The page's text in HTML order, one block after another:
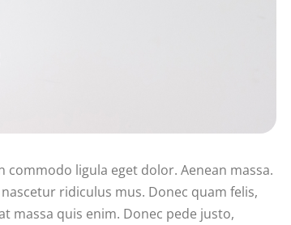
ligula eget dolor. Aenean massa.
ridiculus mus. Donec quam felis,
massa quis enim. Donec pede justo,